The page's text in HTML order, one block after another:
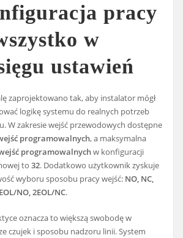
pracy
w
ustawień
zaprojektowano tak, aby instalator mógł
logikę systemu do realnych potrzeb
W zakresie wejść przewodowych dostępne
programowalnych, a maksymalna
programowalnychw konfiguracji
to32. Dodatkowo użytkownik zyskuje
wyboru sposobu pracy wejść: NO, NC,
NO, 2EOL/NC.
oznacza to większą swobodę w
czujek i sposobu nadzoru linii. System